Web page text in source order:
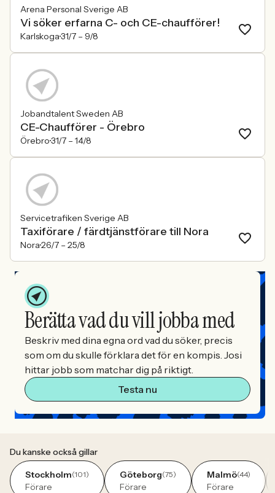
Arena Personal Sverige AB
Vi söker erfarna C- och CE-chaufförer!
Karlskoga31/7 – 9/8
Jobandtalent Sweden AB
CE-Chaufförer - Örebro
Örebro31/7 – 14/8
Servicetrafiken Sverige AB
Taxiförare / färdtjänstförare till Nora
Nora26/7 – 25/8
Berätta vad du vill jobba med
Beskriv med dina egna ord vad du söker, precis
som om du skulle förklara det för en kompis. Josi
hittar jobb som matchar dig på riktigt.
Testa nu
Du kanske också gillar
Stockholm(101)
Förare
Göteborg(75)
Förare
Malmö(44)
Förare